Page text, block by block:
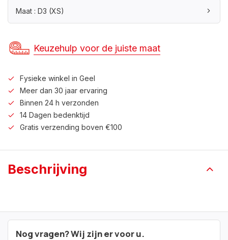
Maat : D3 (XS)
Keuzehulp voor de juiste maat
Fysieke winkel in Geel
Meer dan 30 jaar ervaring
Binnen 24 h verzonden
14 Dagen bedenktijd
Gratis verzending boven €100
Beschrijving
Nog vragen? Wij zijn er voor u.